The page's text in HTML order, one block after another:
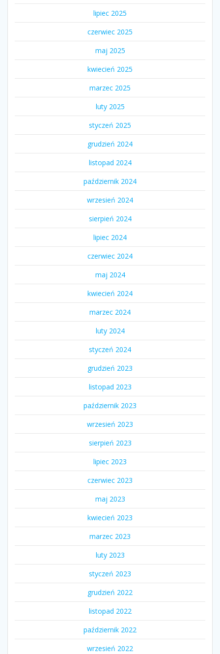
lipiec 2025
czerwiec 2025
maj 2025
kwiecień 2025
marzec 2025
luty 2025
styczeń 2025
grudzień 2024
listopad 2024
październik 2024
wrzesień 2024
sierpień 2024
lipiec 2024
czerwiec 2024
maj 2024
kwiecień 2024
marzec 2024
luty 2024
styczeń 2024
grudzień 2023
listopad 2023
październik 2023
wrzesień 2023
sierpień 2023
lipiec 2023
czerwiec 2023
maj 2023
kwiecień 2023
marzec 2023
luty 2023
styczeń 2023
grudzień 2022
listopad 2022
październik 2022
wrzesień 2022